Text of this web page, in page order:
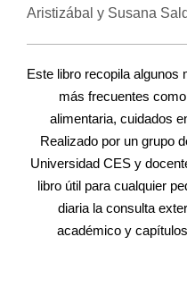
Aristizábal y Susana
Este libro recopila algunos
más frecuentes
alimentaria, cuidados
Realizado por un grupo
Universidad CES y
libro útil para cualquier
diaria la consulta
académico y